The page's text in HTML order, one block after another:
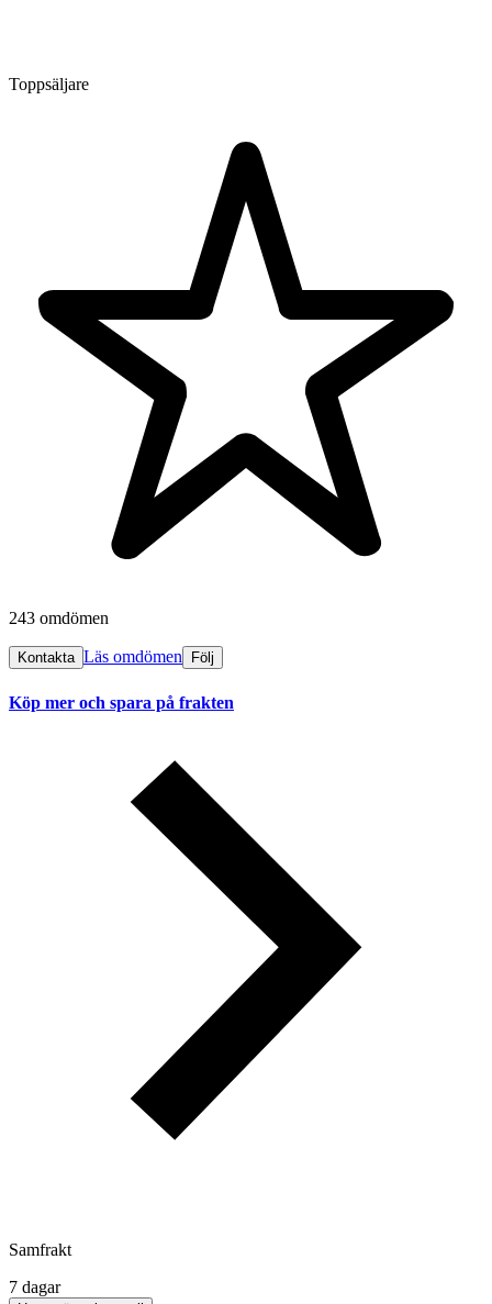
Toppsäljare
243 omdömen
Kontakta Läs omdömen Följ
Köp mer och spara på frakten
Samfrakt
7 dagar